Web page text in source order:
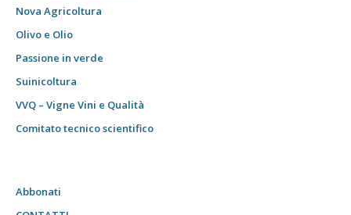
Nova Agricoltura
Olivo e Olio
Passione in verde
Suinicoltura
VVQ – Vigne Vini e Qualità
Comitato tecnico scientifico
Abbonati